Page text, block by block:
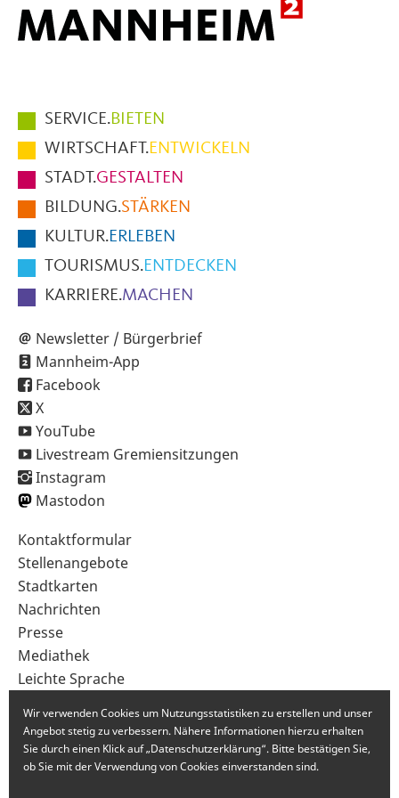
Hauptmenüpunkte
im
Fußbereich
der
Seite
SERVICE.BIETEN
WIRTSCHAFT.ENTWICKELN
STADT.GESTALTEN
BILDUNG.STÄRKEN
KULTUR.ERLEBEN
TOURISMUS.ENTDECKEN
KARRIERE.MACHEN
Newsletter / Bürgerbrief
Mannheim-App
Facebook
X
YouTube
Livestream Gremiensitzungen
Instagram
Mastodon
Sekundärnavigation
im
Fußbereich
Kontaktformular
Stellenangebote
Stadtkarten
Nachrichten
Presse
Mediathek
Leichte Sprache
Wir verwenden Cookies um Nutzungsstatistiken zu erstellen und unser
Angebot stetig zu verbessern. Nähere Informationen hierzu erhalten
Sie durch einen Klick auf „Datenschutzerklärung“. Bitte bestätigen Sie,
ob Sie mit der Verwendung von Cookies einverstanden sind.